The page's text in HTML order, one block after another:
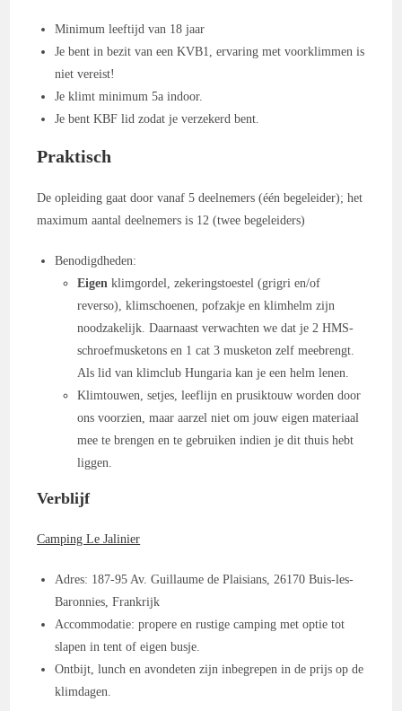
Minimum leeftijd van 18 jaar
Je bent in bezit van een KVB1, ervaring met voorklimmen is
niet vereist!
Je klimt minimum 5a indoor.
Je bent KBF lid zodat je verzekerd bent.
Praktisch
De opleiding gaat door vanaf 5 deelnemers (één begeleider); het
maximum aantal deelnemers is 12 (twee begeleiders)
Benodigdheden:
Eigen klimgordel, zekeringstoestel (grigri en/of
reverso), klimschoenen, pofzakje en klimhelm zijn
noodzakelijk. Daarnaast verwachten we dat je 2 HMS-
schroefmusketons en 1 cat 3 musketon zelf meebrengt.
Als lid van klimclub Hungaria kan je een helm lenen.
Klimtouwen, setjes, leeflijn en prusiktouw worden door
ons voorzien, maar aarzel niet om jouw eigen materiaal
mee te brengen en te gebruiken indien je dit thuis hebt
liggen.
Verblijf
Camping Le Jalinier
Adres: 187-95 Av. Guillaume de Plaisians, 26170 Buis-les-
Baronnies, Frankrijk
Accommodatie: propere en rustige camping met optie tot
slapen in tent of eigen busje.
Ontbijt, lunch en avondeten zijn inbegrepen in de prijs op de
klimdagen.